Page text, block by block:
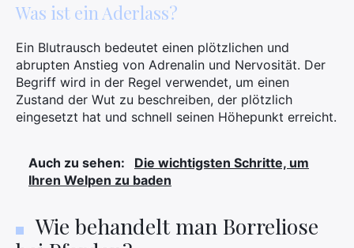
Was ist ein Aderlass?
Ein Blutrausch bedeutet einen plötzlichen und
abrupten Anstieg von Adrenalin und Nervosität. Der
Begriff wird in der Regel verwendet, um einen
Zustand der Wut zu beschreiben, der plötzlich
eingesetzt hat und schnell seinen Höhepunkt erreicht.
Auch zu sehen:
Die wichtigsten Schritte, um
Ihren Welpen zu baden
Wie behandelt man Borreliose